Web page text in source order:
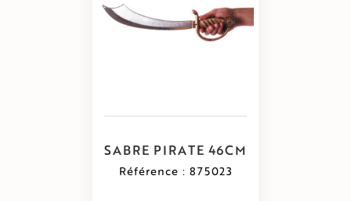
SABRE PIRATE 46CM
Référence : 875023